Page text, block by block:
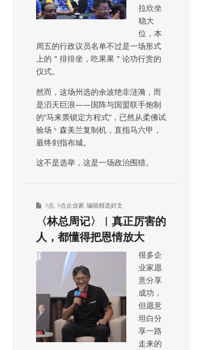
拉欣坐
稳大
位，本
周五的行政议员名单不过是一场形式
上的＂排排坐，吃果果＂论功行赏的
仪式。
然而，这场州选的余波绝非涟漪，而
是滔天巨浪——国阵与国盟联手炮制
的“马来票锁定方程式”，已然从柔佛试
验场丶森美兰复制机，直指马六甲，
最终剑指布城。
这不是选举，这是一场政治围猎。
9点 9点企业家 编辑精选好文
〈林总周记〉︱真正厉害的
人，都懂得把恩情放大
很多企
业家愿
意分享
成功，
但愿意
坦白分
享一路
走来的